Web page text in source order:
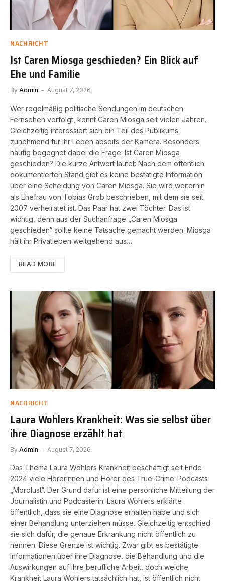
NACHRICHT
Ist Caren Miosga geschieden? Ein Blick auf
Ehe und Familie
By Admin August 7, 2026
Wer regelmäßig politische Sendungen im deutschen
Fernsehen verfolgt, kennt Caren Miosga seit vielen Jahren.
Gleichzeitig interessiert sich ein Teil des Publikums
zunehmend für ihr Leben abseits der Kamera. Besonders
häufig begegnet dabei die Frage: Ist Caren Miosga
geschieden? Die kurze Antwort lautet: Nach dem öffentlich
dokumentierten Stand gibt es keine bestätigte Information
über eine Scheidung von Caren Miosga. Sie wird weiterhin
als Ehefrau von Tobias Grob beschrieben, mit dem sie seit
2007 verheiratet ist. Das Paar hat zwei Töchter. Das ist
wichtig, denn aus der Suchanfrage „Caren Miosga
geschieden“ sollte keine Tatsache gemacht werden. Miosga
hält ihr Privatleben weitgehend aus…
READ MORE
NACHRICHT
Laura Wohlers Krankheit: Was sie selbst über
ihre Diagnose erzählt hat
By Admin August 7, 2026
Das Thema Laura Wohlers Krankheit beschäftigt seit Ende
2024 viele Hörerinnen und Hörer des True-Crime-Podcasts
„Mordlust“. Der Grund dafür ist eine persönliche Mitteilung der
Journalistin und Podcasterin: Laura Wohlers erklärte
öffentlich, dass sie eine Diagnose erhalten habe und sich
einer Behandlung unterziehen müsse. Gleichzeitig entschied
sie sich dafür, die genaue Erkrankung nicht öffentlich zu
nennen. Diese Grenze ist wichtig. Zwar gibt es bestätigte
Informationen über ihre Diagnose, die Behandlung und die
Auswirkungen auf ihre berufliche Arbeit, doch welche
Krankheit Laura Wohlers tatsächlich hat, ist öffentlich nicht